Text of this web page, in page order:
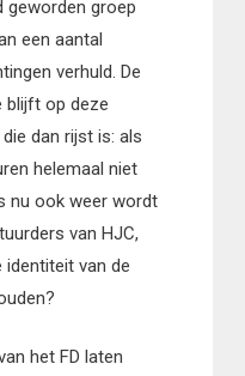
geworden groep
een aantal
verhuld. De
blijft op deze
dan rijst is: als
helemaal niet
nu ook weer wordt
van HJC,
identiteit van de
het FD laten